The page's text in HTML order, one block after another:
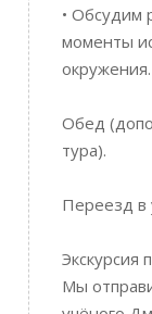
• Обсудим
моменты
окружения.
Обед
тура).
Переезд в
Экскурсия
Мы